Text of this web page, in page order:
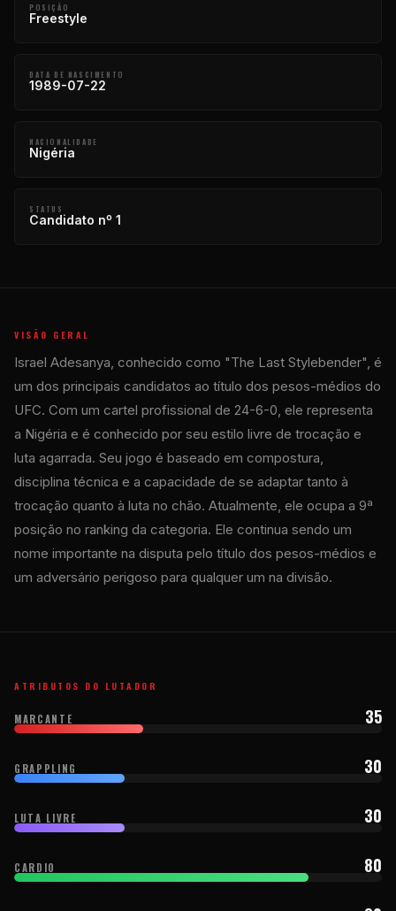
POSIÇÃO
Freestyle
DATA DE NASCIMENTO
1989-07-22
NACIONALIDADE
Nigéria
STATUS
Candidato nº 1
VISÃO GERAL
Israel Adesanya, conhecido como "The Last Stylebender", é
um dos principais candidatos ao título dos pesos-médios do
UFC. Com um cartel profissional de 24-6-0, ele representa
a Nigéria e é conhecido por seu estilo livre de trocação e
luta agarrada. Seu jogo é baseado em compostura,
disciplina técnica e a capacidade de se adaptar tanto à
trocação quanto à luta no chão. Atualmente, ele ocupa a 9ª
posição no ranking da categoria. Ele continua sendo um
nome importante na disputa pelo título dos pesos-médios e
um adversário perigoso para qualquer um na divisão.
ATRIBUTOS DO LUTADOR
MARCANTE 35
GRAPPLING 30
LUTA LIVRE 30
CARDIO 80